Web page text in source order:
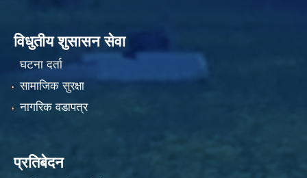
विधुतीय शुसासन सेवा
घटना दर्ता
सामाजिक सुरक्षा
नागरिक वडापत्र
प्रतिबेदन